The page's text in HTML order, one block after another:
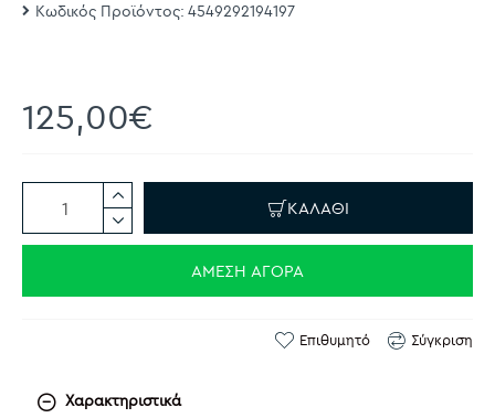
Κωδικός Προϊόντος: 4549292194197
125,00€
ΚΑΛΆΘΙ
ΆΜΕΣΗ ΑΓΟΡΆ
Επιθυμητό Σύγκριση
Χαρακτηριστικά